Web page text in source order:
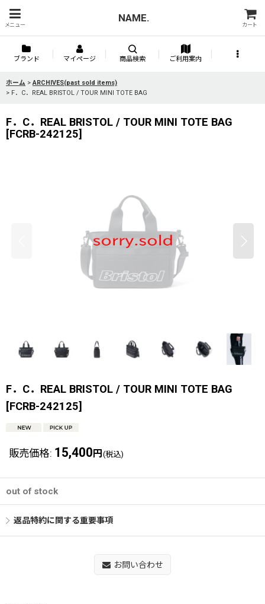
メニュー
NAME.
カート
ブランド マイページ 商品検索 ご利用案内
ホーム > ARCHIVES(past sold items)
> F．C．REAL BRISTOL / TOUR MINI TOTE BAG
F．C．REAL BRISTOL / TOUR MINI TOTE BAG
[FCRB-242125]
F．C．REAL BRISTOL / TOUR MINI TOTE BAG
[FCRB-242125]
販売価格: 15,400 円 (税込)
out of stock
返品特約に関する重要事項
お問い合わせ